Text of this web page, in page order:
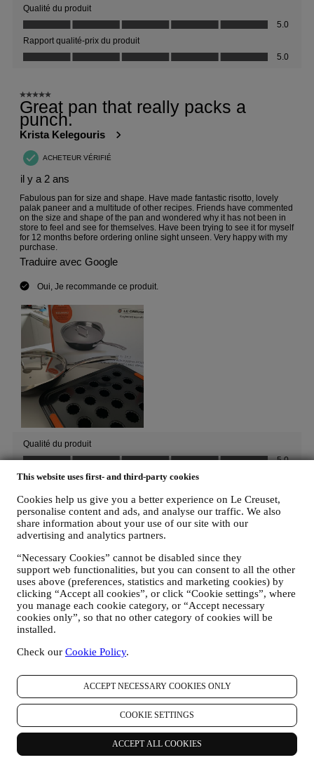
This website uses first- and third-party cookies
Cookies help us give you a better experience on Le Creuset,
personalise content and ads, and analyse our traffic. We also
share information about your use of our site with our
advertising and analytics partners.
“Necessary Cookies” cannot be disabled since they
support web functionalities, but you can consent to all the other
uses above (preferences, statistics and marketing cookies) by
clicking “Accept all cookies”, or click “Cookie settings”, where
you manage each cookie category, or “Accept necessary
cookies only”, so that no other category of cookies will be
installed.
Check our Cookie Policy.
ACCEPT NECESSARY COOKIES ONLY
COOKIE SETTINGS
ACCEPT ALL COOKIES
Découvrez-en plus
Vous êtes intéressé par des conseils utiles pour vos ustensiles de
cuisine, trouver une inspiration colorée pour votre cuisine ou
explorer de nouvelles recettes ? Nous vous proposons une grande
variété de guides et d’articles pour vous inspirer. N’hésitez pas à
jeter un œil et à explorer !
Testée. Fiable. Garantie à vie.
Comprendre la cuisson sur l'induction
Découvrez les meilleures casseroles et poêles pour vous.
Comment nettoyer notre gamme Les Forgées
Profitez d'une facilité d'utilisation quotidienne et d'un nettoyage